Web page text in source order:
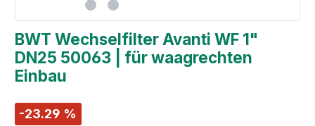
BWT Wechselfilter Avanti WF 1"
DN25 50063 | für waagrechten
Einbau
-23.29 %